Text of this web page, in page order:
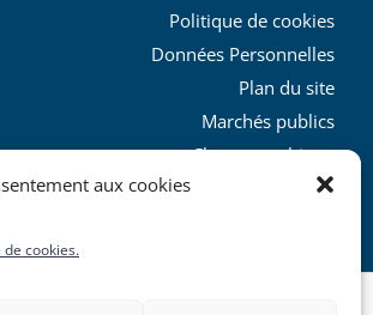
aux cookies
cookies.
Politique de cookies
Données Personnelles
Plan du site
Marchés publics
Charte graphique
L’agglo recrute